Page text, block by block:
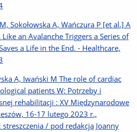
Sokołowska A, Wańczura P [et al.] A
an Avalanche Triggers a Series of
a Life in the End. - Healthcare,
A, Iwański M The role of cardiac
patients W: Potrzeby i
rehabilitacji : XV Międzynarodowe
16-17 lutego 2023 r.,
/ pod redakcją Joanny